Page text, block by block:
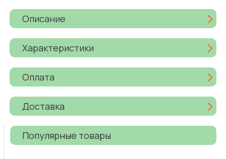
Описание
Характеристики
Оплата
Доставка
Популярные товары